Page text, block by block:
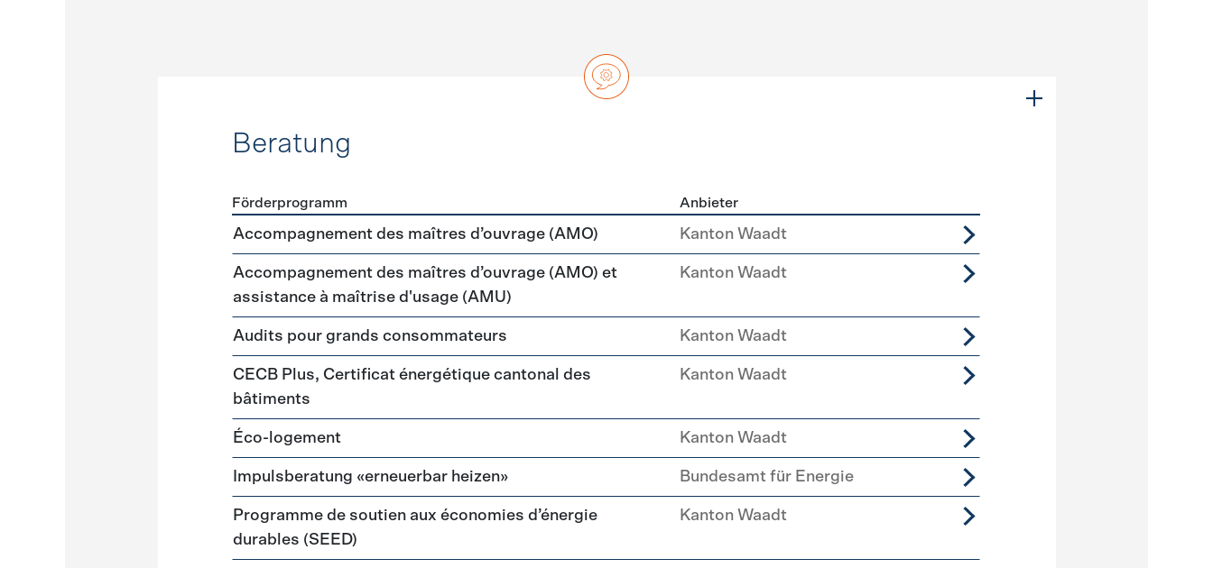
Beratung
Förderprogramme Beratung
Förderprogramm Anbieter
Accompagnement des maîtres d’ouvrage (AMO) Kanton Waadt
Accompagnement des maîtres d’ouvrage (AMO) et
assistance à maîtrise d'usage (AMU)
Kanton Waadt
Audits pour grands consommateurs Kanton Waadt
CECB Plus, Certificat énergétique cantonal des
bâtiments
Kanton Waadt
Éco-logement Kanton Waadt
Impulsberatung «erneuerbar heizen» Bundesamt für Energie
Programme de soutien aux économies d’énergie
durables (SEED)
Kanton Waadt